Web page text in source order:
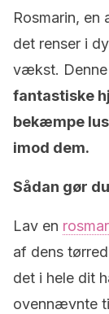
Rosmarin, en
det renser i
vækst. Denne
fantastiske
bekæmpe
imod dem.
Sådan gør
Lav en
af dens
det i hele dit
ovennævnte